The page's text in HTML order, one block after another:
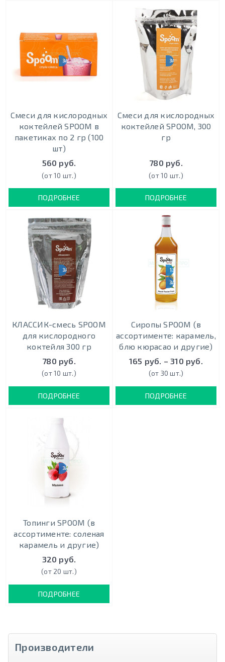
ЗАКАЗ ОТ 10000 РУБ.
Cмеси для кислородных
коктейлей SPOOM в
пакетиках по 2 гр (100
шт)
560 руб.
(от 10 шт.)
ПОДРОБНЕЕ
ЗАКАЗ ОТ 10000 РУБ.
Cмеси для кислородных
коктейлей SPOOM, 300
гр
780 руб.
(от 10 шт.)
ПОДРОБНЕЕ
ЗАКАЗ ОТ 10000 РУБ.
КЛАССИК-смесь SPOOM
для кислородного
коктейля 300 гр
780 руб.
(от 10 шт.)
ПОДРОБНЕЕ
130 ВКУСОВ
ЗАКАЗ ОТ 10000 РУБ.
Сиропы SPOOM (в
ассортименте: карамель,
блю кюрасао и другие)
165 руб. – 310 руб.
(от 30 шт.)
ПОДРОБНЕЕ
ЗАКАЗ ОТ 10000 РУБ.
Топинги SPOOM (в
ассортименте: соленая
карамель и другие)
320 руб.
(от 20 шт.)
ПОДРОБНЕЕ
Производители